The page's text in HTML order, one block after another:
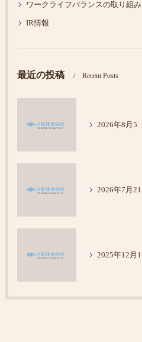
ワークライフバランスの取り組み
IR情報
最近の投稿 Recent Posts
2026年8月5日 令和8年熊本地震で被災された方々へお見舞い
2026年7月21日 夏季休暇お知らせ
2025年12月1日 年末年始休業のお知らせ